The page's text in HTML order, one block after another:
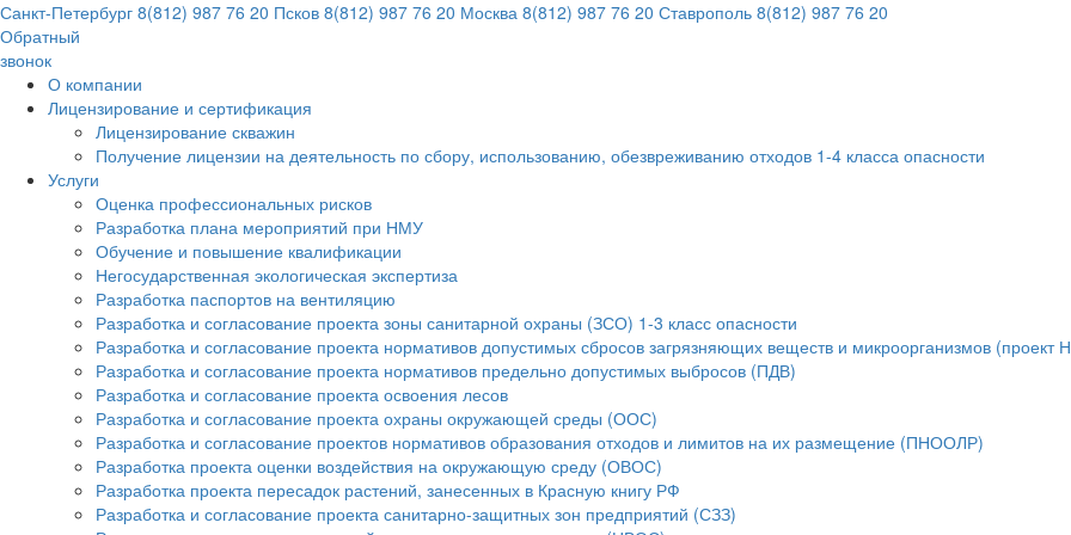
Санкт-Петербург 8(812) 987 76 20 Псков 8(812) 987 76 20 Москва 8(812) 987 76 20 Ставрополь 8(812) 987 76 20
Обратный
звонок
О компании
Лицензирование и сертификация
Лицензирование скважин
Получение лицензии на деятельность по сбору, использованию, обезвреживанию отходов 1-4 класса опасности
Услуги
Оценка профессиональных рисков
Разработка плана мероприятий при НМУ
Обучение и повышение квалификации
Негосударственная экологическая экспертиза
Разработка паспортов на вентиляцию
Разработка и согласование проекта зоны санитарной охраны (ЗСО) 1-3 класс опасности
Разработка и согласование проекта нормативов допустимых сбросов загрязняющих веществ и микроорганизмов (проект
Разработка и согласование проекта нормативов предельно допустимых выбросов (ПДВ)
Разработка и согласование проекта освоения лесов
Разработка и согласование проекта охраны окружающей среды (ООС)
Разработка и согласование проектов нормативов образования отходов и лимитов на их размещение (ПНООЛР)
Разработка проекта оценки воздействия на окружающую среду (ОВОС)
Разработка проекта пересадок растений, занесенных в Красную книгу РФ
Разработка и согласование проекта санитарно-защитных зон предприятий (СЗЗ)